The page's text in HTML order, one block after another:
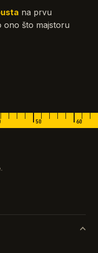
na prvu
ono što majstoru
50 60